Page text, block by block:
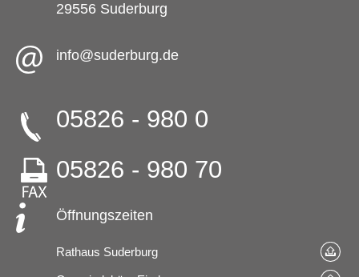
29556 Suderburg
info@suderburg.de
05826 - 980 0
05826 - 980 70
Öffnungszeiten
Rathaus Suderburg